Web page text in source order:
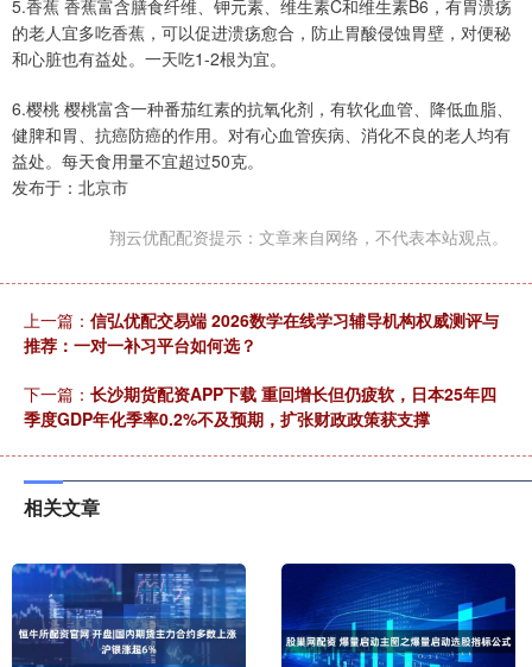
5.香蕉 香蕉富含膳食纤维、钾元素、维生素C和维生素B6，有胃溃疡
的老人宜多吃香蕉，可以促进溃疡愈合，防止胃酸侵蚀胃壁，对便秘
和心脏也有益处。一天吃1-2根为宜。
6.樱桃 樱桃富含一种番茄红素的抗氧化剂，有软化血管、降低血脂、
健脾和胃、抗癌防癌的作用。对有心血管疾病、消化不良的老人均有
益处。每天食用量不宜超过50克。
发布于：北京市
翔云优配配资提示：文章来自网络，不代表本站观点。
上一篇： 信弘优配交易端 2026数学在线学习辅导机构权威测评与
推荐：一对一补习平台如何选？
下一篇： 长沙期货配资APP下载 重回增长但仍疲软，日本25年四
季度GDP年化季率0.2%不及预期，扩张财政政策获支撑
相关文章